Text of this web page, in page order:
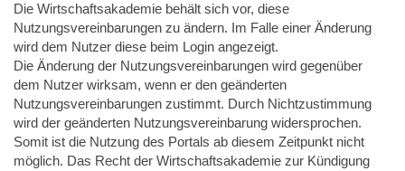
Die Wirtschaftsakademie behält sich vor, diese
Nutzungsvereinbarungen zu ändern. Im Falle einer Änderung
wird dem Nutzer diese beim Login angezeigt.
Die Änderung der Nutzungsvereinbarungen wird gegenüber
dem Nutzer wirksam, wenn er den geänderten
Nutzungsvereinbarungen zustimmt. Durch Nichtzustimmung
wird der geänderten Nutzungsvereinbarung widersprochen.
Somit ist die Nutzung des Portals ab diesem Zeitpunkt nicht
möglich. Das Recht der Wirtschaftsakademie zur Kündigung